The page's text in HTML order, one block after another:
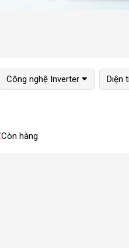
Công nghệ Inverter Diện
Còn hàng